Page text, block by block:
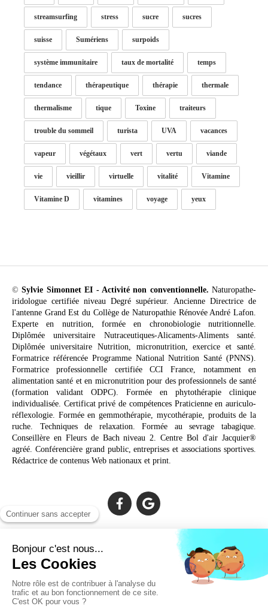
streamsurfing stress sucre sucres
suisse Sumériens surpoids
système immunitaire taux de mortalité temps
tendance thérapeutique thérapie thermale
thermalisme tique Toxine traiteurs
trouble du sommeil turista UVA vacances
vapeur végétaux vert vertu viande
vie vieillir virtuelle vitalité Vitamine
Vitamine D vitamines voyage yeux
©Sylvie Simonnet EI - Activité non conventionnelle. Naturopathe-
iridologue certifiée niveau Degré supérieur. Ancienne Directrice de
l'antenne Grand Est du Collège de Naturopathie Rénovée André Lafon.
Experte en nutrition, formée en chronobiologie nutritionnelle.
Diplômée universitaire Nutraceutiques-Alicaments-Aliments santé.
Diplômée universitaire Nutrition, micronutrition, exercice et santé.
Formatrice référencée Programme National Nutrition Santé (PNNS).
Formatrice professionnelle certifiée CCI France, notamment en
alimentation santé et en micronutrition pour des professionnels de santé
(formation validant ODPC). Formée en phytothérapie clinique
individualisée. Certificat privé de compétences Praticienne en auriculo-
réflexologie. Formée en gemmothérapie, mycothérapie, produits de la
ruche. Techniques de relaxation. Formée au sevrage tabagique.
Conseillère en Fleurs de Bach niveau 2. Centre Bol d'air Jacquier®
agréé. Conférencière grand public, entreprises et associations sportives.
Rédactrice de contenus Web nationaux et print.
Cabinet facilement accessible depuis :
Lechiagat, Treffiagat, Lesconil, Loctudy, Plobannalec, Fouesnant,
Plomeur, Pont L'Abbé, Quimper, Bénodet, Concarneau,
Douarnenez, Crozon, Rosporden, Pont-Aven, Brest, Landerneau